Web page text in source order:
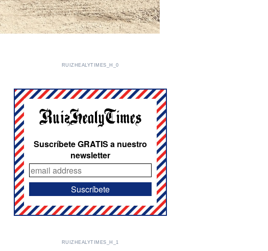
RUIZHEALYTIMES_H_0
Suscríbete GRATIS a nuestro
newsletter
RUIZHEALYTIMES_H_1